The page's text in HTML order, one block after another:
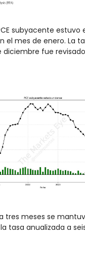
subyacente estuvo
el mes de enero. La
diciembre fue
tres meses se
tasa anualizada a